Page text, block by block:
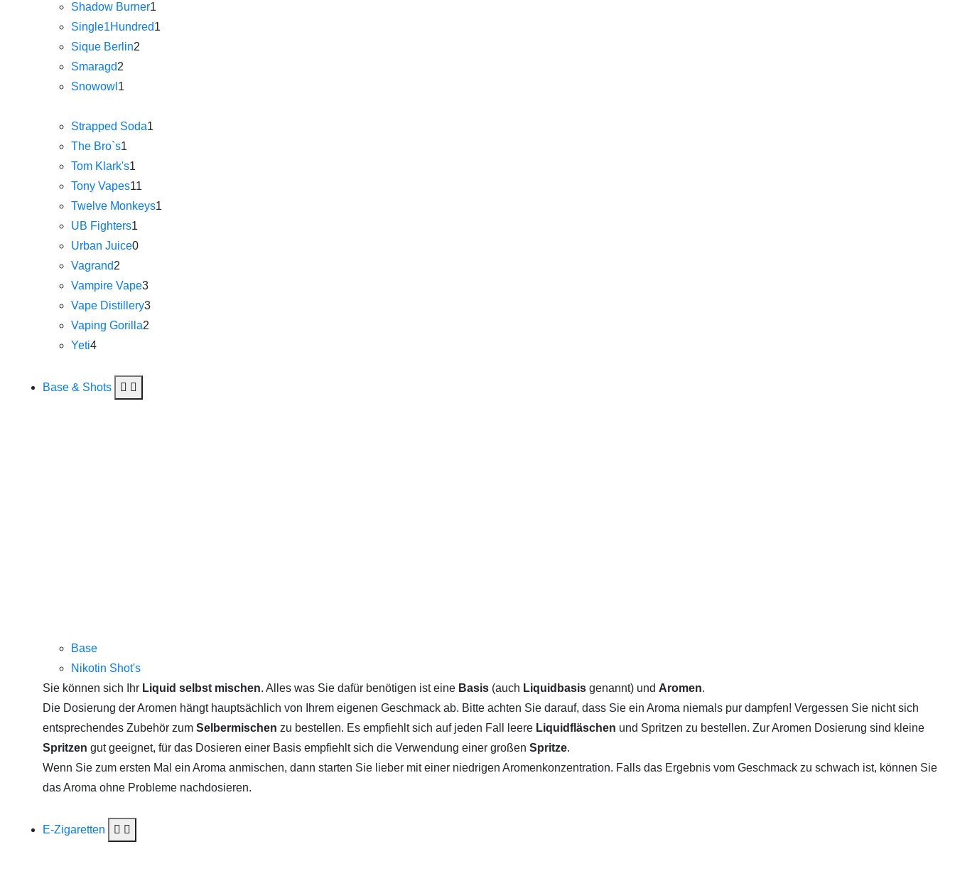
Shadow Burner1
Single1Hundred1
Sique Berlin2
Smaragd2
Snowowl 1
Strapped Soda1
The Bro`s1
Tom Klark's1
Tony Vapes11
Twelve Monkeys1
UB Fighters1
Urban Juice0
Vagrand2
Vampire Vape3
Vape Distillery3
Vaping Gorilla2
Yeti4
Base & Shots
Base
Nikotin Shot's
Sie können sich Ihr Liquid selbst mischen. Alles was Sie dafür benötigen ist eine Basis (auch Liquidbasis genannt) und Aromen.
Die Dosierung der Aromen hängt hauptsächlich von Ihrem eigenen Geschmack ab. Bitte achten Sie darauf, dass Sie ein Aroma niemals pur dampfen! Vergessen Sie nicht sich
entsprechendes Zubehör zum Selbermischen zu bestellen. Es empfiehlt sich auf jeden Fall leere Liquidfläschen und Spritzen zu bestellen. Zur Aromen Dosierung sind kleine
Spritzen gut geeignet, für das Dosieren einer Basis empfiehlt sich die Verwendung einer großen Spritze.
Wenn Sie zum ersten Mal ein Aroma anmischen, dann starten Sie lieber mit einer niedrigen Aromenkonzentration. Falls das Ergebnis vom Geschmack zu schwach ist, können Sie
das Aroma ohne Probleme nachdosieren.
E-Zigaretten